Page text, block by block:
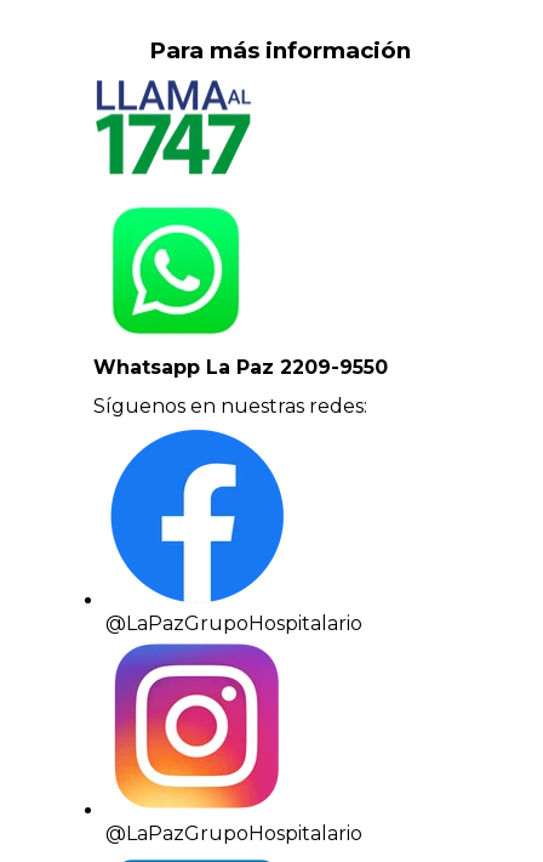
Para más información
Whatsapp La Paz 2209-9550
Síguenos en nuestras redes:
@LaPazGrupoHospitalario
@LaPazGrupoHospitalario